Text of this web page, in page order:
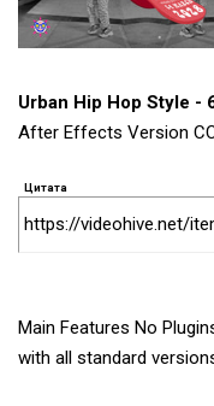
Urban Hip Hop Style -
After Effects Version
Цитата
https://videohive.net/
Main Features No
with all standard